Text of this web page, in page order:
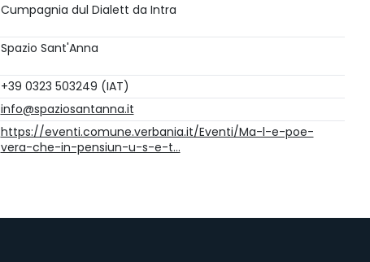
Cumpagnia dul Dialett da Intra
Spazio Sant'Anna
+39 0323 503249 (IAT)
info@spaziosantanna.it
https://eventi.comune.verbania.it/Eventi/Ma-l-e-poe-
vera-che-in-pensiun-u-s-e-t…